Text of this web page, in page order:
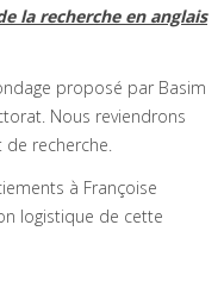
la recherche en anglais
proposé par Basim
Nous reviendrons
recherche.
à Françoise
logistique de cette